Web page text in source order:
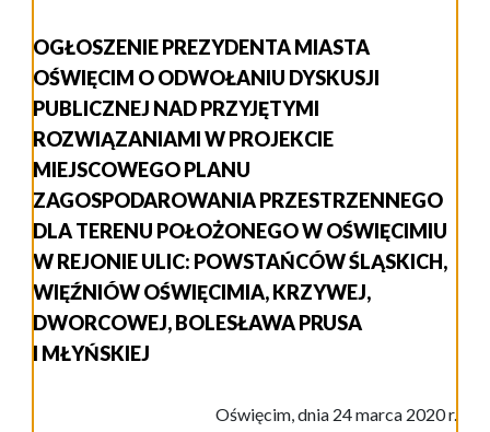
OGŁOSZENIE PREZYDENTA MIASTA
OŚWIĘCIM O ODWOŁANIU DYSKUSJI
PUBLICZNEJ NAD PRZYJĘTYMI
ROZWIĄZANIAMI W PROJEKCIE
MIEJSCOWEGO PLANU
ZAGOSPODAROWANIA PRZESTRZENNEGO
DLA TERENU POŁOŻONEGO W OŚWIĘCIMIU
W REJONIE ULIC: POWSTAŃCÓW ŚLĄSKICH,
WIĘŹNIÓW OŚWIĘCIMIA, KRZYWEJ,
DWORCOWEJ, BOLESŁAWA PRUSA
I MŁYŃSKIEJ
Oświęcim, dnia 24 marca 2020r.